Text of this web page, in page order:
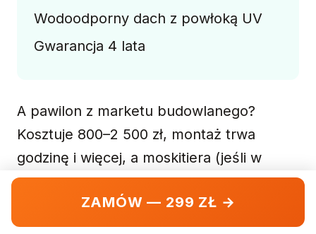
Wodoodporny dach z powłoką UV
Gwarancja 4 lata
A pawilon z marketu budowlanego?
Kosztuje 800–2 500 zł, montaż trwa
godzinę i więcej, a moskitiera (jeśli w
ogóle jest) zazwyczaj dochodzi osobno.
Starlyf® załatwia wszystko w jednym
pudełku.
ZAMÓW — 299 ZŁ →